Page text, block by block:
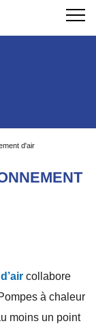
d'air
collabore
à chaleur
moins un point